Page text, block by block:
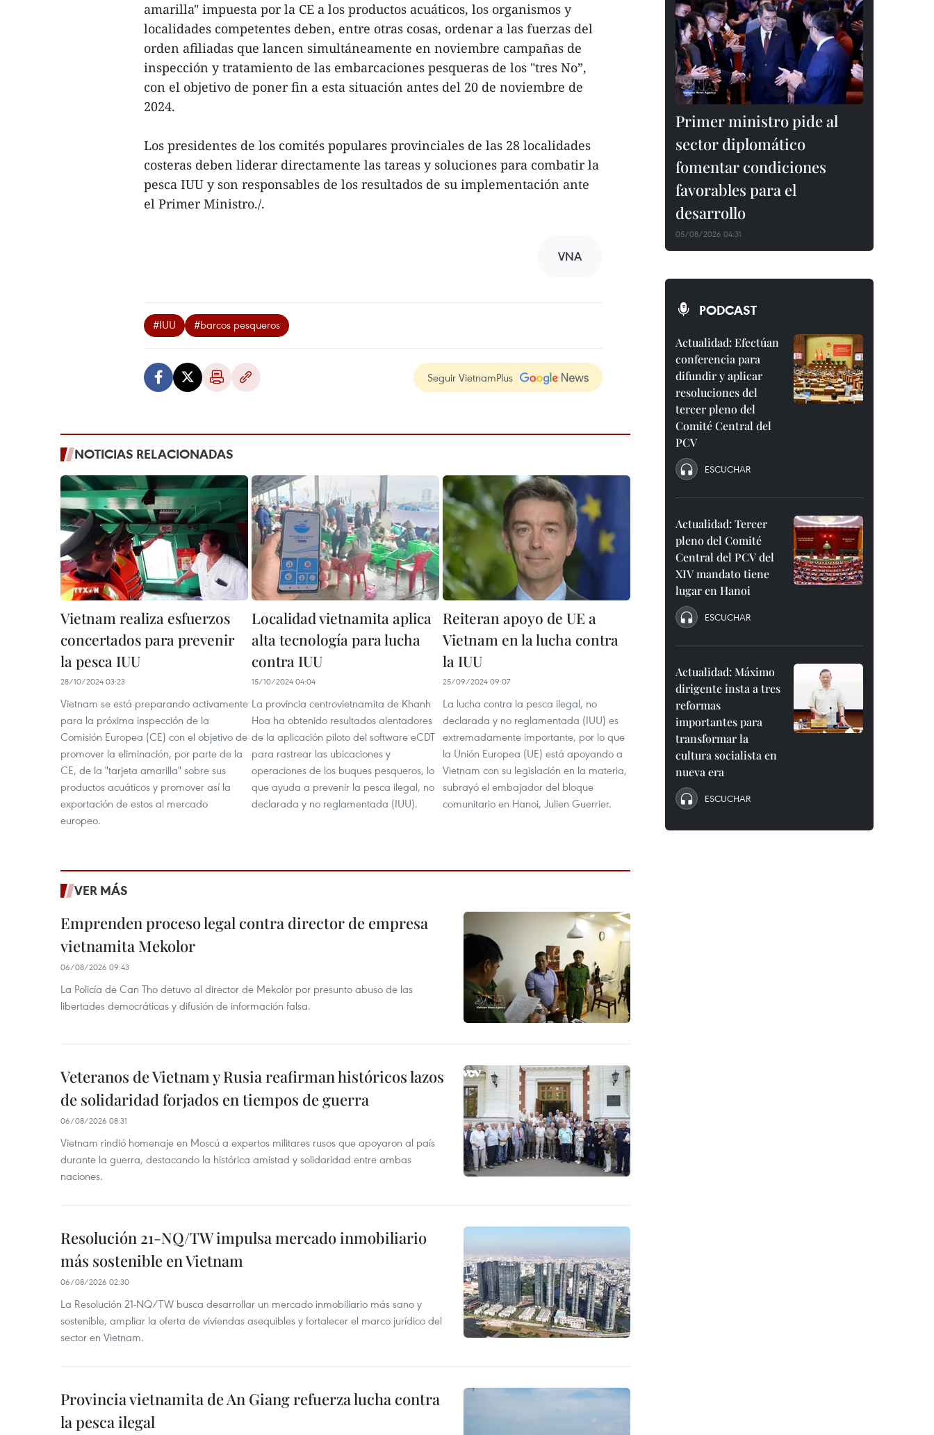
amarilla" impuesta por la CE a los productos acuáticos, los organismos y
localidades competentes deben, entre otras cosas, ordenar a las fuerzas del
orden afiliadas que lancen simultáneamente en noviembre campañas de
inspección y tratamiento de las embarcaciones pesqueras de los "tres No”,
con el objetivo de poner fin a esta situación antes del 20 de noviembre de
2024.
Los presidentes de los comités populares provinciales de las 28 localidades
costeras deben liderar directamente las tareas y soluciones para combatir la
pesca IUU y son responsables de los resultados de su implementación ante
el Primer Ministro./.
VNA
#IUU #barcos pesqueros
Seguir VietnamPlus
NOTICIAS RELACIONADAS
Vietnam realiza esfuerzos
concertados para prevenir
la pesca IUU
28/10/2024 03:23
Vietnam se está preparando activamente
para la próxima inspección de la
Comisión Europea (CE) con el objetivo de
promover la eliminación, por parte de la
CE, de la "tarjeta amarilla" sobre sus
productos acuáticos y promover así la
exportación de estos al mercado
europeo.
Localidad vietnamita aplica
alta tecnología para lucha
contra IUU
15/10/2024 04:04
La provincia centrovietnamita de Khanh
Hoa ha obtenido resultados alentadores
de la aplicación piloto del software eCDT
para rastrear las ubicaciones y
operaciones de los buques pesqueros, lo
que ayuda a prevenir la pesca ilegal, no
declarada y no reglamentada (IUU).
Reiteran apoyo de UE a
Vietnam en la lucha contra
la IUU
25/09/2024 09:07
La lucha contra la pesca ilegal, no
declarada y no reglamentada (IUU) es
extremadamente importante, por lo que
la Unión Europea (UE) está apoyando a
Vietnam con su legislación en la materia,
subrayó el embajador del bloque
comunitario en Hanoi, Julien Guerrier.
VER MÁS
Emprenden proceso legal contra director de empresa
vietnamita Mekolor
06/08/2026 09:43
La Policía de Can Tho detuvo al director de Mekolor por presunto abuso de las
libertades democráticas y difusión de información falsa.
Veteranos de Vietnam y Rusia reafirman históricos lazos
de solidaridad forjados en tiempos de guerra
06/08/2026 08:31
Vietnam rindió homenaje en Moscú a expertos militares rusos que apoyaron al país
durante la guerra, destacando la histórica amistad y solidaridad entre ambas
naciones.
Resolución 21-NQ/TW impulsa mercado inmobiliario
más sostenible en Vietnam
06/08/2026 02:30
La Resolución 21-NQ/TW busca desarrollar un mercado inmobiliario más sano y
sostenible, ampliar la oferta de viviendas asequibles y fortalecer el marco jurídico del
sector en Vietnam.
Provincia vietnamita de An Giang refuerza lucha contra
la pesca ilegal
Primer ministro pide al
sector diplomático
fomentar condiciones
favorables para el
desarrollo
05/08/2026 04:31
PODCAST
Actualidad: Efectúan
conferencia para
difundir y aplicar
resoluciones del
tercer pleno del
Comité Central del
PCV
ESCUCHAR
Actualidad: Tercer
pleno del Comité
Central del PCV del
XIV mandato tiene
lugar en Hanoi
ESCUCHAR
Actualidad: Máximo
dirigente insta a tres
reformas
importantes para
transformar la
cultura socialista en
nueva era
ESCUCHAR